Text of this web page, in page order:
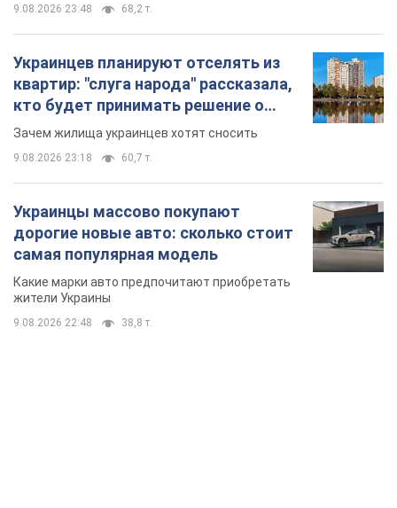
9.08.2026 23:48 68,2 т.
Украинцев планируют отселять из
квартир: "слуга народа" рассказала,
кто будет принимать решение о
сносе домов
Зачем жилища украинцев хотят сносить
9.08.2026 23:18 60,7 т.
Украинцы массово покупают
дорогие новые авто: сколько стоит
самая популярная модель
Какие марки авто предпочитают приобретать
жители Украины
9.08.2026 22:48 38,8 т.